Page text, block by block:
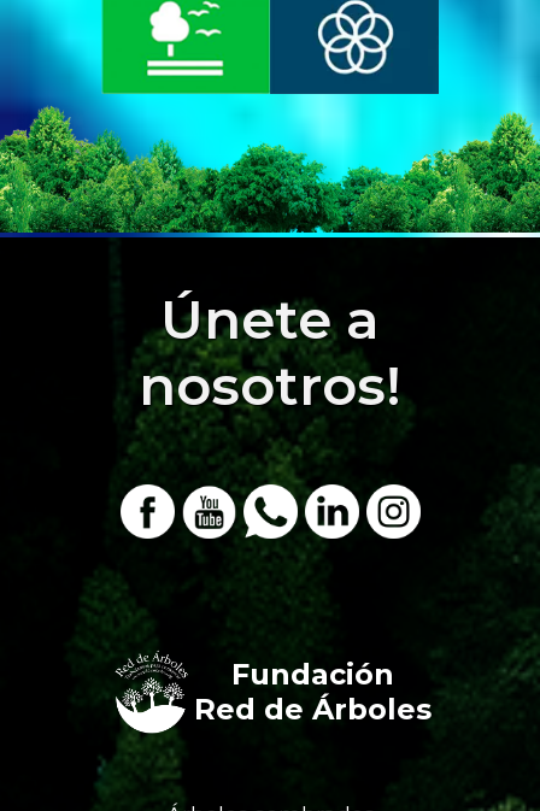
Únete a
nosotros!
Fundación
Red de Árboles